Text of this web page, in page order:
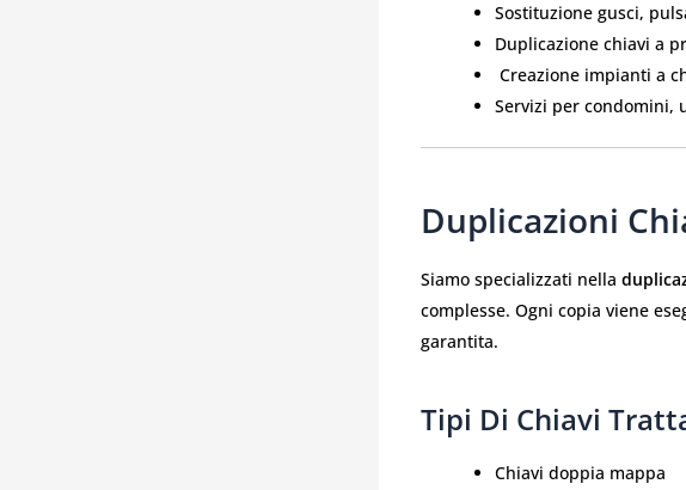
Sostituzione gusci,
Duplicazione chiavi a
Creazione impianti a
Servizi per condomini,
Duplicazioni
Siamo specializzati nella
complesse. Ogni copia viene
garantita.
Tipi Di Chiavi
Chiavi doppia mappa